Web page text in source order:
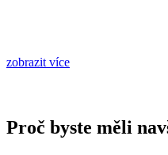
zobrazit více
Proč byste měli